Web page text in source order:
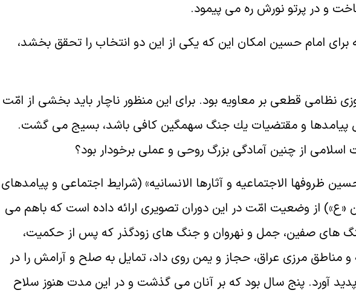
و در پرتو نورش ره مى پيمود.
براى امام حسين امكان اين كه يكى از اين دو انتخاب را تحقق بخشد،
نظامى قطعى بر معاويه بود. براى اين منظور ناچار بايد بخشى از امّت
پيامدها و مقتضيات يك جنگ سهمگين كافى باشد، بسيج مى گشت.
اسلامى از چنين آمادگى بزرگ روحى و عملى برخودار بود؟
ظروفها الاجتماعيه و آثارها الانسانيه» (شرايط اجتماعى و پيامدهاى
«ع») از وضعيت امّت در اين دوران تصويرى ارائه داده است كه باهم مى
هاى صفين، جمل و نهروان و جنگ هاى زودگذر كه پس از حكميت،
مرزى عراق، حجاز و يمن روى داد، تمايل به صلح و آرامش را در
پديد آورد. پنج سال بود كه بر آنان مى گذشت و در اين مدت هنوز سلاح